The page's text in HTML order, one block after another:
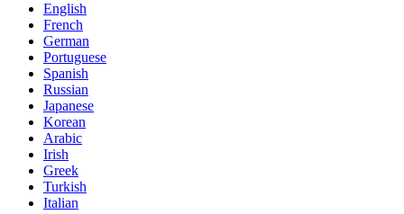
English
French
German
Portuguese
Spanish
Russian
Japanese
Korean
Arabic
Irish
Greek
Turkish
Italian